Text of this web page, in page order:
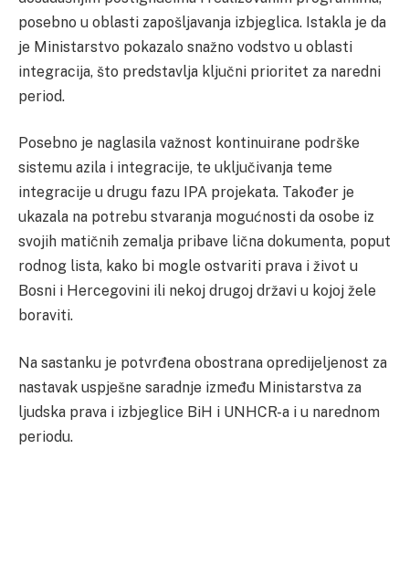
posebno u oblasti zapošljavanja izbjeglica. Istakla je da
je Ministarstvo pokazalo snažno vodstvo u oblasti
integracija, što predstavlja ključni prioritet za naredni
period.
Posebno je naglasila važnost kontinuirane podrške
sistemu azila i integracije, te uključivanja teme
integracije u drugu fazu IPA projekata. Također je
ukazala na potrebu stvaranja mogućnosti da osobe iz
svojih matičnih zemalja pribave lična dokumenta, poput
rodnog lista, kako bi mogle ostvariti prava i život u
Bosni i Hercegovini ili nekoj drugoj državi u kojoj žele
boraviti.
Na sastanku je potvrđena obostrana opredijeljenost za
nastavak uspješne saradnje između Ministarstva za
ljudska prava i izbjeglice BiH i UNHCR-a i u narednom
periodu.